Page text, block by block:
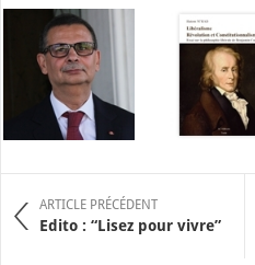
ARTICLE PRÉCÉDENT
Edito : “Lisez pour vivre”